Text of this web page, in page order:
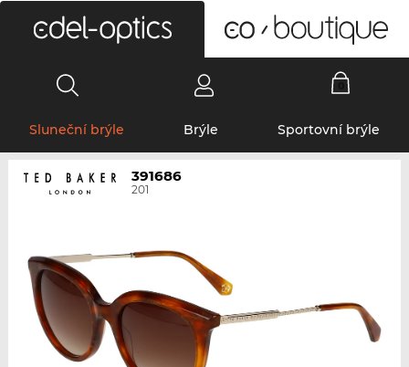
Sluneční brýle Brýle Sportovní brýle
391686
201